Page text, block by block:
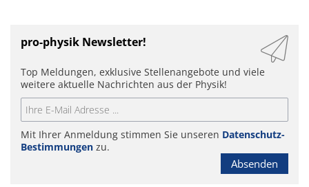
pro-physik Newsletter!
Top Meldungen, exklusive Stellenangebote und viele
weitere aktuelle Nachrichten aus der Physik!
Mit Ihrer Anmeldung stimmen Sie unseren Datenschutz-
Bestimmungen zu.
Absenden